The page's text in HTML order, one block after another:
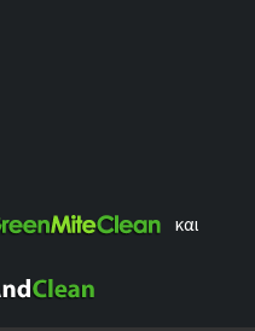
και